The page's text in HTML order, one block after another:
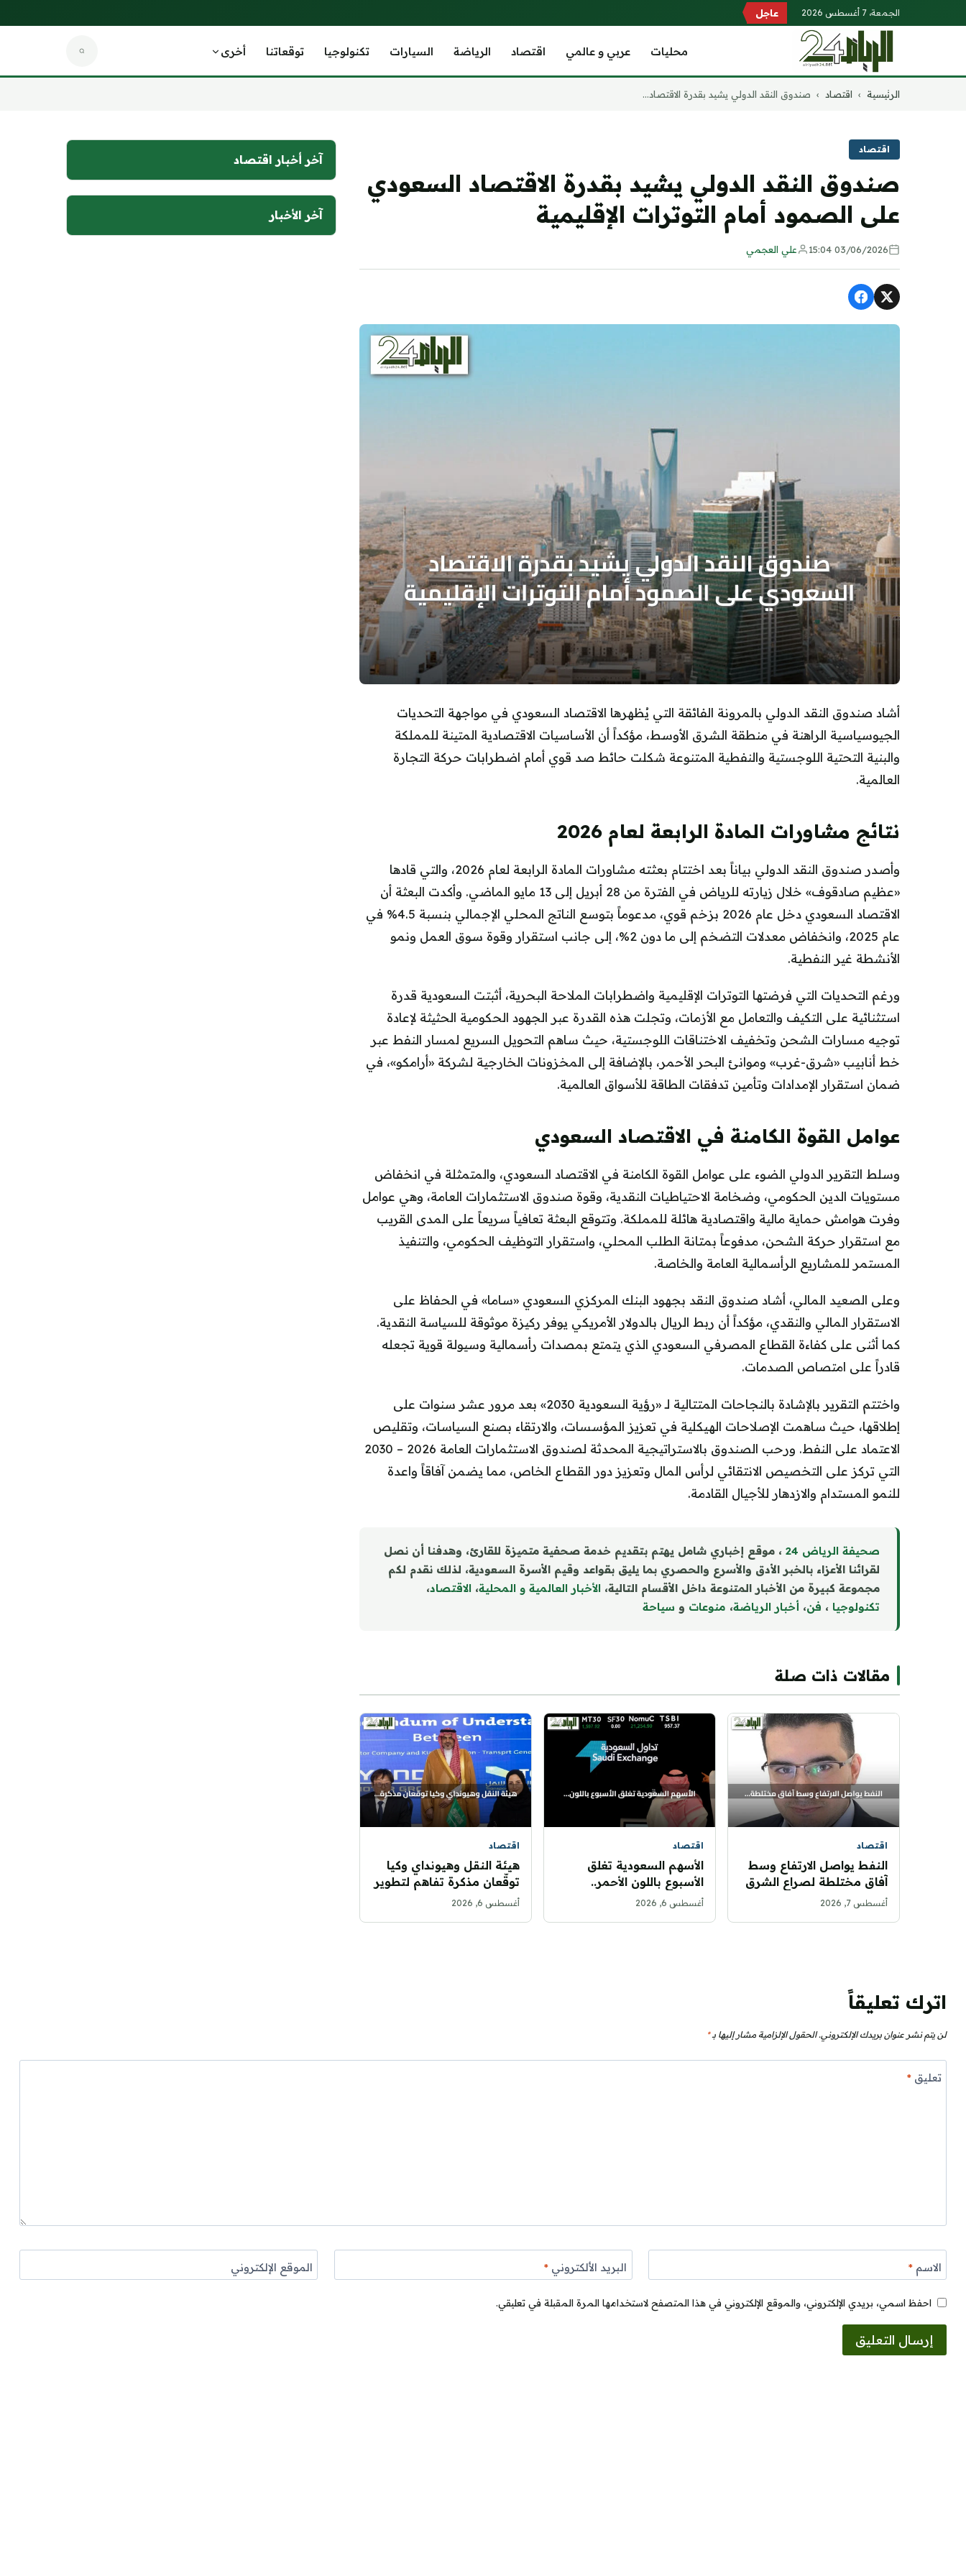
الجمعة، 7 أغسطس 2026 عاجل
محليات عربي و عالمي اقتصاد الرياضة السيارات تكنولوجيا توقعاتنا أخرى
الرئيسية › اقتصاد › صندوق النقد الدولي يشيد بقدرة الاقتصاد...
اقتصاد
صندوق النقد الدولي يشيد بقدرة الاقتصاد السعودي
على الصمود أمام التوترات الإقليمية
03/06/2026 15:04 علي العجمي
أشاد صندوق النقد الدولي بالمرونة الفائقة التي يُظهرها الاقتصاد السعودي في مواجهة التحديات
الجيوسياسية الراهنة في منطقة الشرق الأوسط، مؤكداً أن الأساسيات الاقتصادية المتينة للمملكة
والبنية التحتية اللوجستية والنفطية المتنوعة شكلت حائط صد قوي أمام اضطرابات حركة التجارة
العالمية.
نتائج مشاورات المادة الرابعة لعام 2026
وأصدر صندوق النقد الدولي بياناً بعد اختتام بعثته مشاورات المادة الرابعة لعام 2026، والتي قادها
«عظيم صادقوف» خلال زيارته للرياض في الفترة من 28 أبريل إلى 13 مايو الماضي. وأكدت البعثة أن
الاقتصاد السعودي دخل عام 2026 بزخم قوي، مدعوماً بتوسع الناتج المحلي الإجمالي بنسبة 4.5% في
عام 2025، وانخفاض معدلات التضخم إلى ما دون 2%، إلى جانب استقرار وقوة سوق العمل ونمو
الأنشطة غير النفطية.
ورغم التحديات التي فرضتها التوترات الإقليمية واضطرابات الملاحة البحرية، أثبتت السعودية قدرة
استثنائية على التكيف والتعامل مع الأزمات، وتجلت هذه القدرة عبر الجهود الحكومية الحثيثة لإعادة
توجيه مسارات الشحن وتخفيف الاختناقات اللوجستية، حيث ساهم التحويل السريع لمسار النفط عبر
خط أنابيب «شرق-غرب» وموانئ البحر الأحمر، بالإضافة إلى المخزونات الخارجية لشركة «أرامكو»، في
ضمان استقرار الإمدادات وتأمين تدفقات الطاقة للأسواق العالمية.
عوامل القوة الكامنة في الاقتصاد السعودي
وسلط التقرير الدولي الضوء على عوامل القوة الكامنة في الاقتصاد السعودي، والمتمثلة في انخفاض
مستويات الدين الحكومي، وضخامة الاحتياطيات النقدية، وقوة صندوق الاستثمارات العامة، وهي عوامل
وفرت هوامش حماية مالية واقتصادية هائلة للمملكة. وتتوقع البعثة تعافياً سريعاً على المدى القريب
مع استقرار حركة الشحن، مدفوعاً بمتانة الطلب المحلي، واستقرار التوظيف الحكومي، والتنفيذ
المستمر للمشاريع الرأسمالية العامة والخاصة.
وعلى الصعيد المالي، أشاد صندوق النقد بجهود البنك المركزي السعودي «ساما» في الحفاظ على
الاستقرار المالي والنقدي، مؤكداً أن ربط الريال بالدولار الأمريكي يوفر ركيزة موثوقة للسياسة النقدية.
كما أثنى على كفاءة القطاع المصرفي السعودي الذي يتمتع بمصدات رأسمالية وسيولة قوية تجعله
قادراً على امتصاص الصدمات.
واختتم التقرير بالإشادة بالنجاحات المتتالية لـ «رؤية السعودية 2030» بعد مرور عشر سنوات على
إطلاقها، حيث ساهمت الإصلاحات الهيكلية في تعزيز المؤسسات، والارتقاء بصنع السياسات، وتقليص
الاعتماد على النفط. ورحب الصندوق بالاستراتيجية المحدثة لصندوق الاستثمارات العامة 2026 – 2030
التي تركز على التخصيص الانتقائي لرأس المال وتعزيز دور القطاع الخاص، مما يضمن آفاقاً واعدة
للنمو المستدام والازدهار للأجيال القادمة.
صحيفة الرياض 24
، موقع إخباري شامل يهتم بتقديم خدمة صحفية متميزة للقارئ، وهدفنا أن نصل
لقرائنا الأعزاء بالخبر الأدق والأسرع والحصري بما يليق بقواعد وقيم الأسرة السعودية، لذلك نقدم لكم
مجموعة كبيرة من الأخبار المتنوعة داخل الأقسام التالية، الأخبار العالمية و المحلية، الاقتصاد،
تكنولوجيا ، فن، أخبار الرياضة، منوعات و سياحة
مقالات ذات صلة
اقتصاد
النفط يواصل الارتفاع وسط
آفاق مختلطة لصراع الشرق
الأوسط
أغسطس 7, 2026
اقتصاد
الأسهم السعودية تغلق
الأسبوع باللون الأحمر..
أغسطس 6, 2026
اقتصاد
هيئة النقل وهيونداي وكيا
توقّعان مذكرة تفاهم لتطوير
التنقل الذكي
أغسطس 6, 2026
آخر أخبار اقتصاد
آخر الأخبار
اترك تعليقاً
لن يتم نشر عنوان بريدك الإلكتروني. الحقول الإلزامية مشار إليها بـ*
تعليق*
الاسم* البريد الألكتروني * الموقع الإلكتروني
احفظ اسمي، بريدي الإلكتروني، والموقع الإلكتروني في هذا المتصفح لاستخدامها المرة المقبلة في تعليقي.